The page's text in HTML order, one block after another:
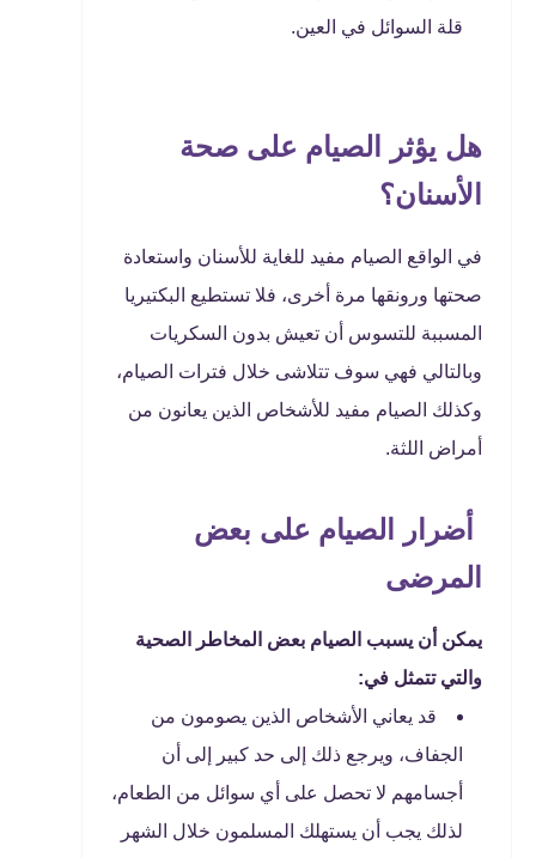
قلة السوائل في العين.
هل يؤثر الصيام على صحة
الأسنان؟
في الواقع الصيام مفيد للغاية للأسنان واستعادة
صحتها ورونقها مرة أخرى، فلا تستطيع البكتيريا
المسببة للتسوس أن تعيش بدون السكريات
وبالتالي فهي سوف تتلاشى خلال فترات الصيام،
وكذلك الصيام مفيد للأشخاص الذين يعانون من
أمراض اللثة.
أضرار الصيام على بعض
المرضى
يمكن أن يسبب الصيام بعض المخاطر الصحية
والتي تتمثل في:
قد يعاني الأشخاص الذين يصومون من
الجفاف، ويرجع ذلك إلى حد كبير إلى أن
أجسامهم لا تحصل على أي سوائل من الطعام،
لذلك يجب أن يستهلك المسلمون خلال الشهر